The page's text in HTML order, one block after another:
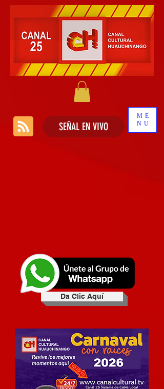
ME
NU
SEÑAL EN VIVO
Da Clic Aquí